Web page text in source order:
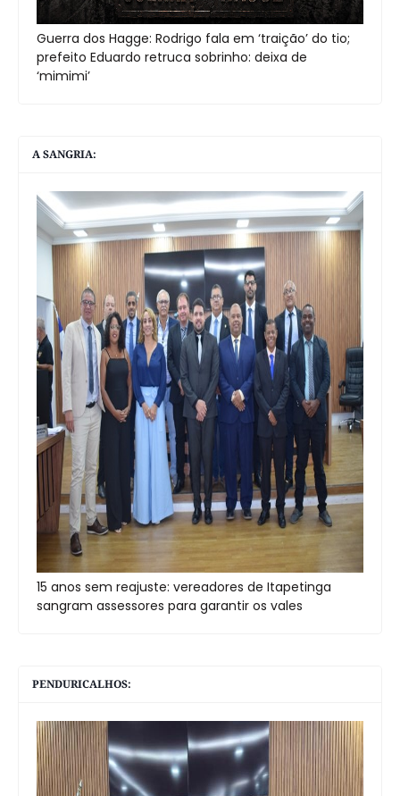
Guerra dos Hagge: Rodrigo fala em ‘traição’ do tio;
prefeito Eduardo retruca sobrinho: deixa de
‘mimimi’
A SANGRIA:
15 anos sem reajuste: vereadores de Itapetinga
sangram assessores para garantir os vales
PENDURICALHOS: